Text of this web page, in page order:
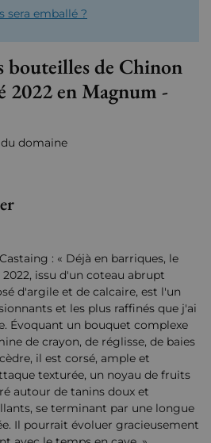
sera emballé ?
bouteilles de Chinon
2022 en Magnum -
domaine
: « Déjà en barriques, le
issu d'un coteau abrupt
d'argile et de calcaire, est l'un
et les plus raffinés que j'ai
Évoquant un bouquet complexe
de crayon, de réglisse, de baies
il est corsé, ample et
texturée, un noyau de fruits
autour de tanins doux et
se terminant par une longue
Il pourrait évoluer gracieusement